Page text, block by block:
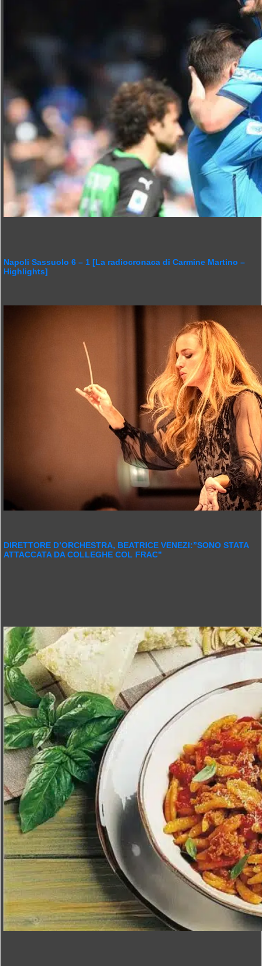
Napoli Sassuolo 6 – 1 [La radiocronaca di Carmine Martino –
Highlights]
DIRETTORE D’ORCHESTRA, BEATRICE VENEZI:”SONO STATA
ATTACCATA DA COLLEGHE COL FRAC”